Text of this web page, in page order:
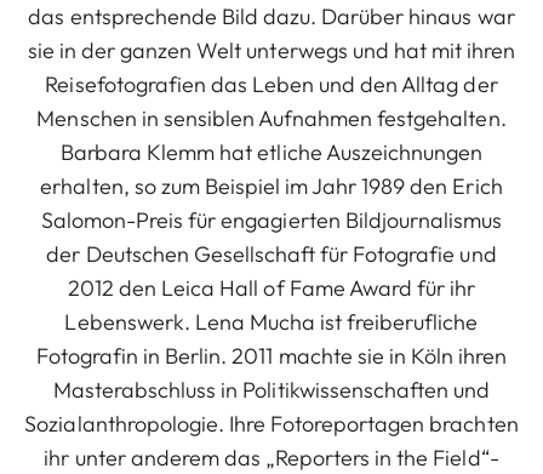
das entsprechende Bild dazu. Darüber hinaus war
sie in der ganzen Welt unterwegs und hat mit ihren
Reisefotografien das Leben und den Alltag der
Menschen in sensiblen Aufnahmen festgehalten.
Barbara Klemm hat etliche Auszeichnungen
erhalten, so zum Beispiel im Jahr 1989 den Erich
Salomon-Preis für engagierten Bildjournalismus
der Deutschen Gesellschaft für Fotografie und
2012 den Leica Hall of Fame Award für ihr
Lebenswerk. Lena Mucha ist freiberufliche
Fotografin in Berlin. 2011 machte sie in Köln ihren
Masterabschluss in Politikwissenschaften und
Sozialanthropologie. Ihre Fotoreportagen brachten
ihr unter anderem das „Reporters in the Field“-